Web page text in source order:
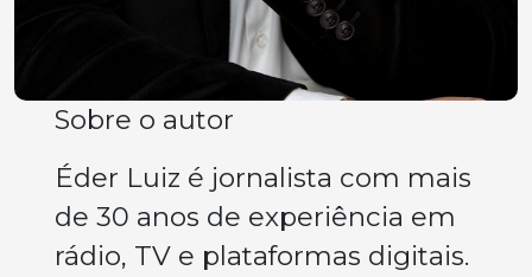
Sobre o autor
Éder Luiz é jornalista com mais
de 30 anos de experiência em
rádio, TV e plataformas digitais.